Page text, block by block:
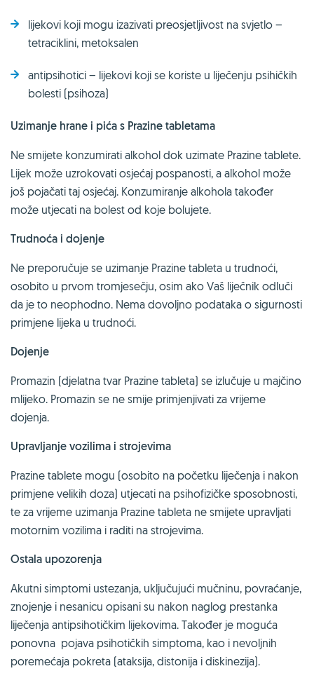
lijekovi koji mogu izazivati preosjetljivost na svjetlo –
tetraciklini, metoksalen
antipsihotici – lijekovi koji se koriste u liječenju psihičkih
bolesti (psihoza)
Uzimanje hrane i pića s Prazine tabletama
Ne smijete konzumirati alkohol dok uzimate Prazine tablete.
Lijek može uzrokovati osjećaj pospanosti, a alkohol može
još pojačati taj osjećaj. Konzumiranje alkohola također
može utjecati na bolest od koje bolujete.
Trudnoća i dojenje
Ne preporučuje se uzimanje Prazine tableta u trudnoći,
osobito u prvom tromjesečju, osim ako Vaš liječnik odluči
da je to neophodno. Nema dovoljno podataka o sigurnosti
primjene lijeka u trudnoći.
Dojenje
Promazin (djelatna tvar Prazine tableta) se izlučuje u majčino
mlijeko. Promazin se ne smije primjenjivati za vrijeme
dojenja.
Upravljanje vozilima i strojevima
Prazine tablete mogu (osobito na početku liječenja i nakon
primjene velikih doza) utjecati na psihofizičke sposobnosti,
te za vrijeme uzimanja Prazine tableta ne smijete upravljati
motornim vozilima i raditi na strojevima.
Ostala upozorenja
Akutni simptomi ustezanja, uključujući mučninu, povraćanje,
znojenje i nesanicu opisani su nakon naglog prestanka
liječenja antipsihotičkim lijekovima. Također je moguća
ponovna pojava psihotičkih simptoma, kao i nevoljnih
poremećaja pokreta (ataksija, distonija i diskinezija).